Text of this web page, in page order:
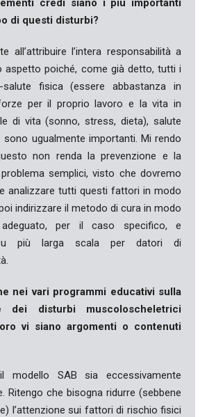
di questi disturbi?
all’attribuire l’intera responsabilità a
aspetto poiché, come già detto, tutti i
fisica (essere abbastanza in
per il proprio lavoro e la vita in
di vita (sonno, stress, dieta), salute
sono ugualmente importanti. Mi rendo
non renda la prevenzione e la
semplici, visto che dovremo
analizzare tutti questi fattori in modo
indirizzare il metodo di cura in modo
per il caso specifico, e
più larga scala per datori di
nei vari programmi educativi sulla
dei disturbi muscoloscheletrici
vi siano argomenti o contenuti
modello SAB sia eccessivamente
Ritengo che bisogna ridurre (sebbene
l’attenzione sui fattori di rischio fisici